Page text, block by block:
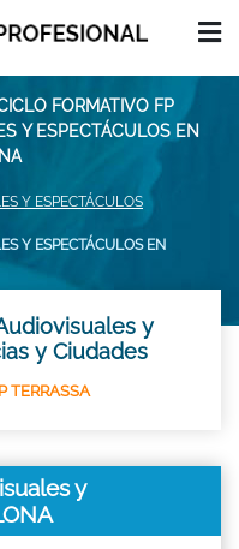
FORMATIVO FP
Y ESPECTÁCULOS EN
Y ESPECTÁCULOS
Y ESPECTÁCULOS EN
y
y Ciudades
TERRASSA
y